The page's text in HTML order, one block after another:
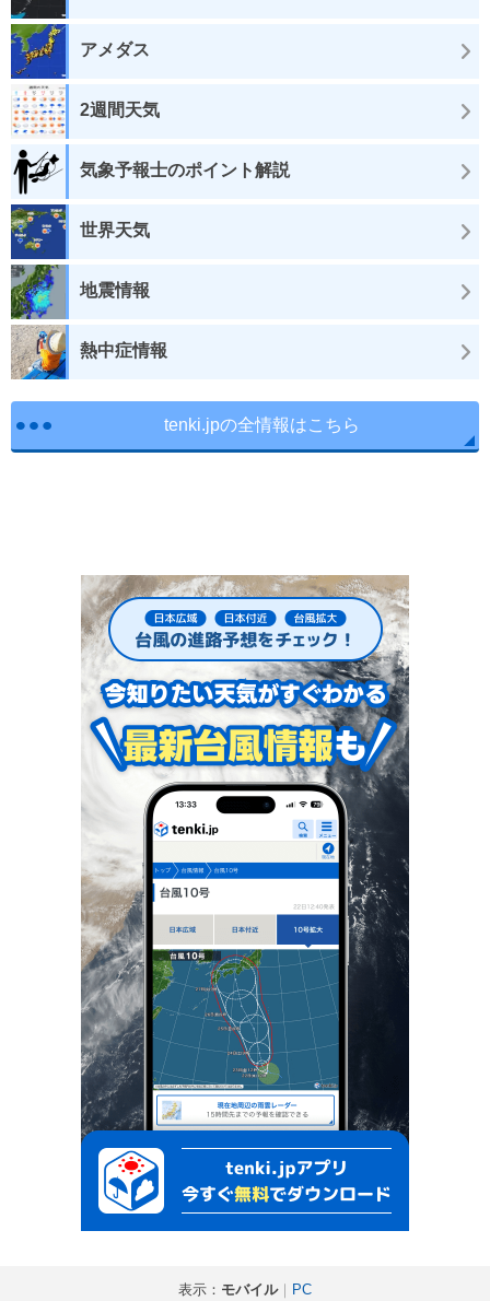
アメダス
2週間天気
気象予報士のポイント解説
世界天気
地震情報
熱中症情報
tenki.jpの全情報はこちら
表示： モバイル｜ PC